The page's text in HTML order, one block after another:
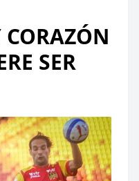
SER